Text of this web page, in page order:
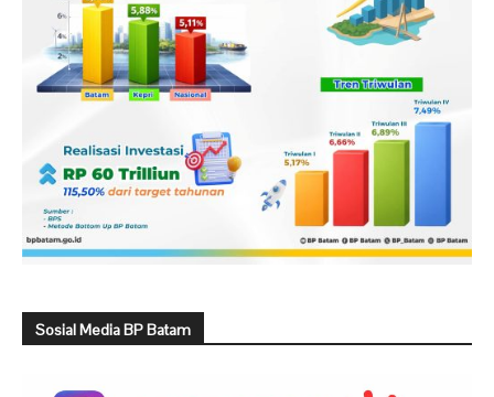
Sosial Media BP Batam